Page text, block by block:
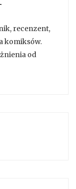
recenzent,
komiksów.
od